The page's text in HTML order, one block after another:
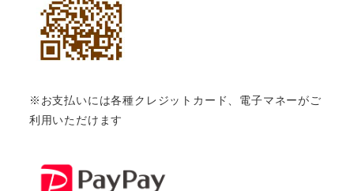
※お支払いには各種クレジットカード、電子マネーがご
利用いただけます